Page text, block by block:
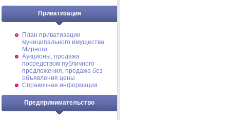
Приватизация
План приватизации
муниципального имущества
Мирного
Аукционы, продажа
посредством публичного
предложения, продажа без
объявления цены
Справочная информация
Предпринимательство